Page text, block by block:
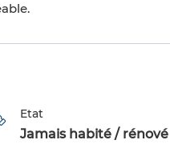
Etat
Jamais habité / rénové